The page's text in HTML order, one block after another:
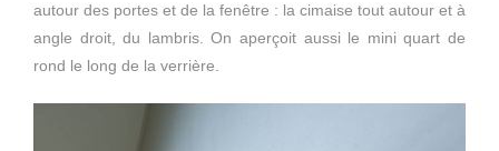
autour des portes et de la fenêtre : la cimaise tout autour et à
angle droit, du lambris. On aperçoit aussi le mini quart de
rond le long de la verrière.